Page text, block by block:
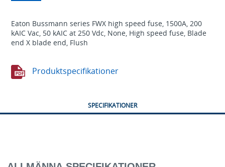
Eaton Bussmann series FWX high speed fuse, 1500A, 200
kAIC Vac, 50 kAIC at 250 Vdc, None, High speed fuse, Blade
end X blade end, Flush
Produktspecifikationer
SPECIFIKATIONER